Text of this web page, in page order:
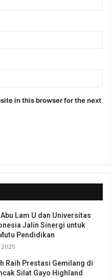
in this browser for the next
Lam U dan Universitas
Jalin Sinergi untuk
Pendidikan
2025
Raih Prestasi Gemilang di
Silat Gayo Highland